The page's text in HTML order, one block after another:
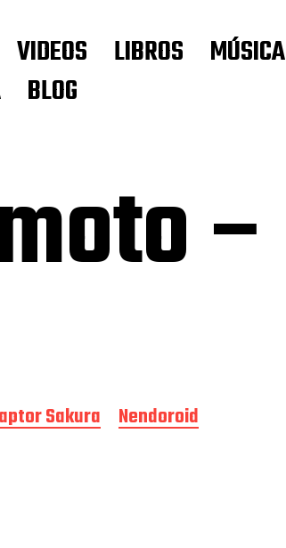
VIDEOS LIBROS MÚSICA
BLOG
–
Sakura Nendoroid